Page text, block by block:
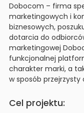
Dobocom – firma
marketingowych i
biznesowych,
dotarcia do
marketingowej
funkcjonalnej
charakter marki, a
w sposób przejrzysty
Cel projektu: